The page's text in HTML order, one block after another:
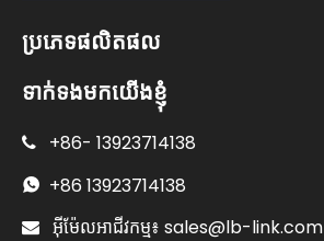
ប្រភេទផលិតផល
ទាក់ទងមកយើងខ្ញុំ
 +86- 13923714138
 +86 13923714138
 អ៊ីម៉ែលអាជីវកម្ម៖ sales@lb-link.com